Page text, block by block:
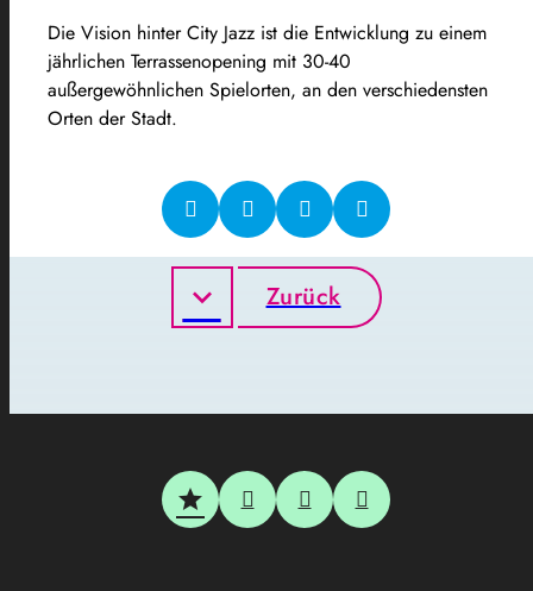
Die Vision hinter City Jazz ist die Entwicklung zu einem
jährlichen Terrassenopening mit 30-40
außergewöhnlichen Spielorten, an den verschiedensten
Orten der Stadt.
Zurück